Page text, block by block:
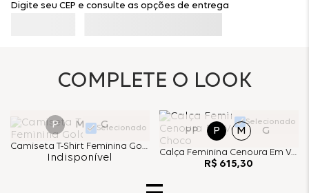
Digite seu CEP e consulte as opções de entrega
COMPLETE O LOOK
Selecionado
P M G
Camiseta T-Shirt Feminina Gola - Choco
Indisponível
Selecionado
PP P M G
Calça Feminina Cenoura Em Veludo - Choco
R$ 615,30